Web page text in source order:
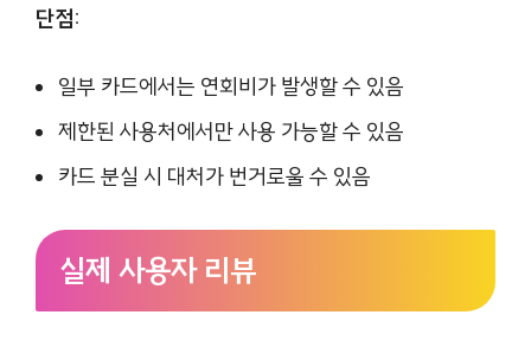
단점:
일부 카드에서는 연회비가 발생할 수 있음
제한된 사용처에서만 사용 가능할 수 있음
카드 분실 시 대처가 번거로울 수 있음
실제 사용자 리뷰